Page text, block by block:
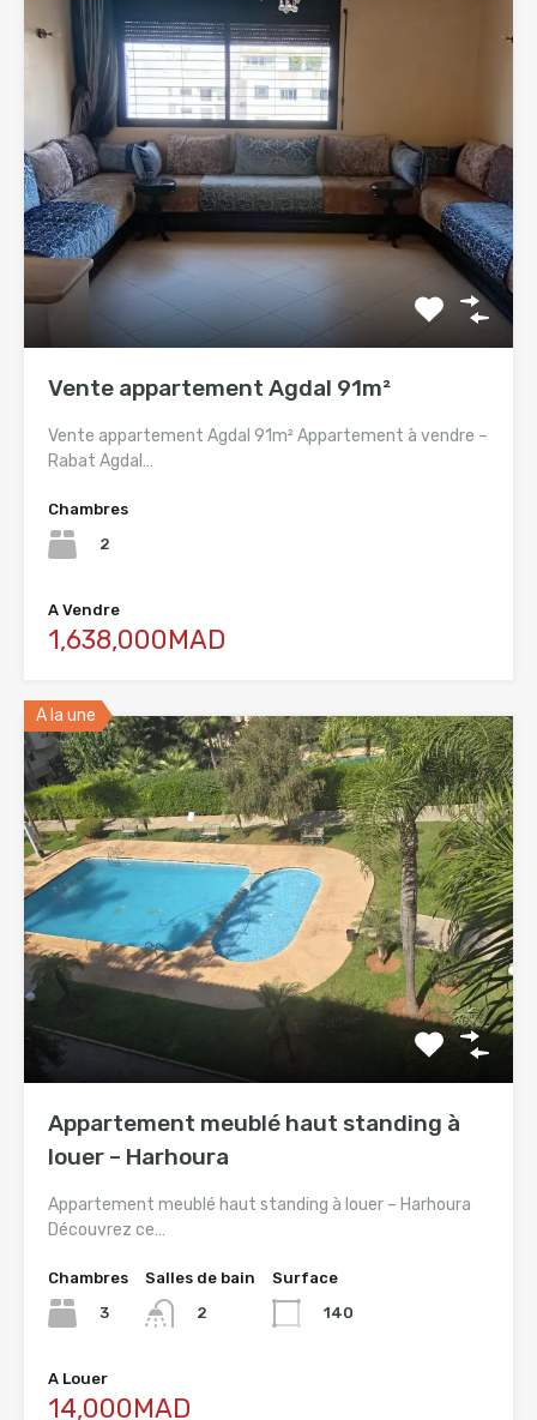
Vente appartement Agdal 91m²
Vente appartement Agdal 91m² Appartement à vendre –
Rabat Agdal…
Chambres
2
A Vendre
1,638,000MAD
A la une
Appartement meublé haut standing à
louer – Harhoura
Appartement meublé haut standing à louer – Harhoura
Découvrez ce…
Chambres
3
Salles de bain
2
Surface
140
A Louer
14,000MAD